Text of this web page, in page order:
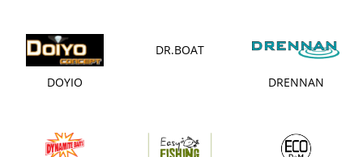
DOYIO
DR.BOAT
DRENNAN